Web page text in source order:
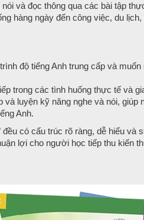
và đọc thông qua các bài tập
hàng ngày đến công việc, du
độ tiếng Anh trung cấp và
trong các tình huống thực tế và
luyện kỹ năng nghe và nói,
Anh.
đều có cấu trúc rõ ràng, dễ hiểu
lợi cho người học tiếp thu kiến